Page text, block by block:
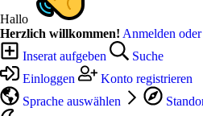
Hallo
Herzlich willkommen! Anmelden
Inserat aufgeben
Suche
Einloggen
Konto registrieren
Sprache auswählen